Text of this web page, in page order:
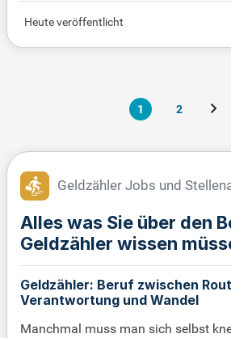
udem erstellen Sie Hausgeld- und
echnungen sowie wirtschaftliche
munikation mit Eigentümern,
e, um Effizienz und Qualität in der
Heute veröffentlicht
1 2
Geldzähler Jobs und
Alles was Sie über den
Geldzähler wissen
Geldzähler: Beruf zwischen
Verantwortung und Wandel
Manchmal muss man sich selbst